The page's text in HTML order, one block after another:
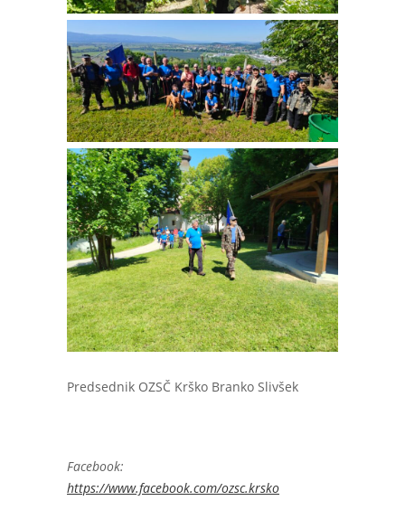
Predsednik OZSČ Krško Branko Slivšek
Facebook:
https://www.facebook.com/ozsc.krsko